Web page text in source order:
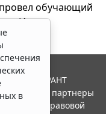
обучающий
Искра
в
ГАРАНТ
и ее партнеры
правовой